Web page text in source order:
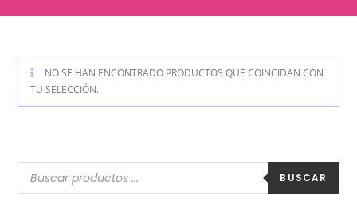
NO SE HAN ENCONTRADO PRODUCTOS QUE COINCIDAN CON
TU SELECCIÓN.
BUSCAR